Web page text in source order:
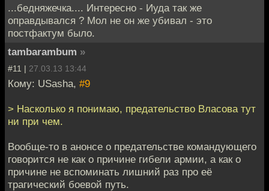
...бедняжечка.... Интересно - Иуда так же
оправдывался ? Мол не он же убивал - это
постфактум было.
tambarambum »
#11 | 27.03.13 13:44
Кому: USasha, #9
> Насколько я понимаю, предательство Власова тут
ни при чем.
Вообще-то в анонсе о предательстве командующего
говорится не как о причине гибели армии, а как о
причине не вспоминать лишний раз про её
трагический боевой путь.